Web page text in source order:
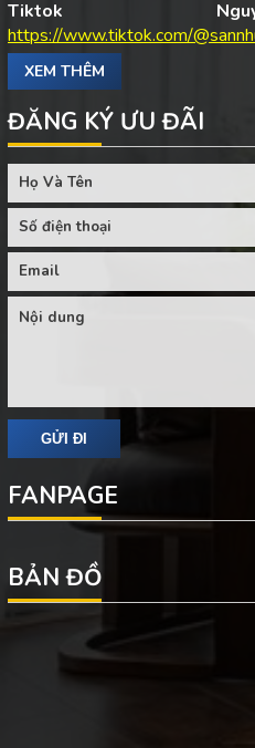
Tiktok
https://www.tiktok.com/
XEM THÊM
ĐĂNG KÝ ƯU ĐÃI
FANPAGE
BẢN ĐỒ